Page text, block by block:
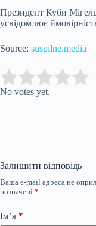
Президент Куби
усвідомлює
Source: suspilne.media
Rate this item:
No votes yet.
Залишити відповідь
Ваша e-mail адреса не
позначені *
Ім’я *